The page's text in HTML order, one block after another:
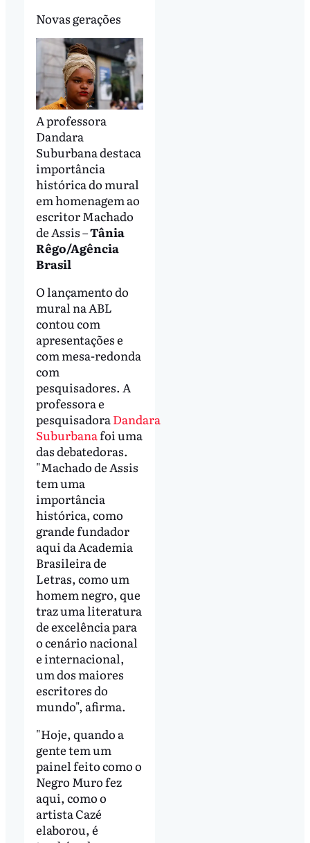
Novas gerações
A professora
Dandara
Suburbana destaca
importância
histórica do mural
em homenagem ao
escritor Machado
de Assis –Tânia
Rêgo/Agência
Brasil
O lançamento do
mural na ABL
contou com
apresentações e
com mesa-redonda
com
pesquisadores. A
professora e
pesquisadoraDandara
Suburbanafoi uma
das debatedoras.
"Machado de Assis
tem uma
importância
histórica, como
grande fundador
aqui da Academia
Brasileira de
Letras, como um
homem negro, que
traz uma literatura
de excelência para
o cenário nacional
e internacional,
um dos maiores
escritores do
mundo", afirma.
"Hoje, quando a
gente tem um
painel feito como o
Negro Muro fez
aqui, como o
artista Cazé
elaborou, é